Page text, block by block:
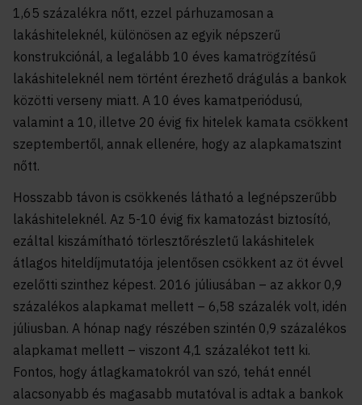
1,65 százalékra nőtt, ezzel párhuzamosan a
lakáshiteleknél, különösen az egyik népszerű
konstrukciónál, a legalább 10 éves kamatrögzítésű
lakáshiteleknél nem történt érezhető drágulás a bankok
közötti verseny miatt. A 10 éves kamatperiódusú,
valamint a 10, illetve 20 évig fix hitelek kamata csökkent
szeptembertől, annak ellenére, hogy az alapkamatszint
nőtt.
Hosszabb távon is csökkenés látható a legnépszerűbb
lakáshiteleknél. Az 5-10 évig fix kamatozást biztosító,
ezáltal kiszámítható törlesztőrészletű lakáshitelek
átlagos hiteldíjmutatója jelentősen csökkent az öt évvel
ezelőtti szinthez képest. 2016 júliusában – az akkor 0,9
százalékos alapkamat mellett – 6,58 százalék volt, idén
júliusban. A hónap nagy részében szintén 0,9 százalékos
alapkamat mellett – viszont 4,1 százalékot tett ki.
Fontos, hogy átlagkamatokról van szó, tehát ennél
alacsonyabb és magasabb mutatóval is adtak a bankok